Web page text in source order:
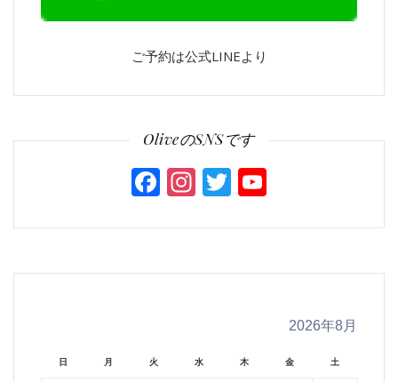
ご予約は公式LINEより
OliveのSNSです
Facebook
Instagram
Twitter
2026年8月
日 月 火 水 木 金 土